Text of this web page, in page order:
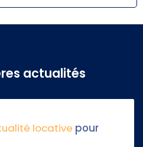
actualités
locative pour